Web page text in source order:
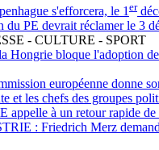
s'efforcera, le 1er
du PE devrait réclamer le 3
- CULTURE - SPORT
Hongrie bloque l'adoption
européenne donne
et les chefs des groupes
appelle à un retour rapide
: Friedrich Merz